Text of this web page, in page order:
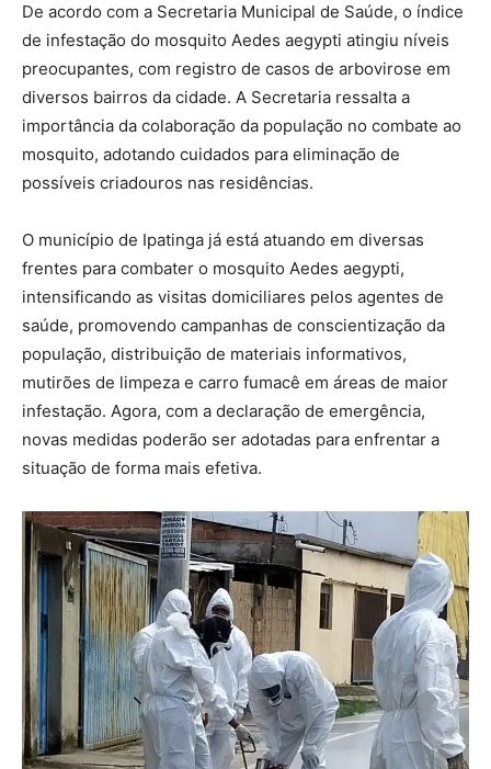
De acordo com a Secretaria Municipal de Saúde, o índice
de infestação do mosquito Aedes aegypti atingiu níveis
preocupantes, com registro de casos de arbovirose em
diversos bairros da cidade. A Secretaria ressalta a
importância da colaboração da população no combate ao
mosquito, adotando cuidados para eliminação de
possíveis criadouros nas residências.
O município de Ipatinga já está atuando em diversas
frentes para combater o mosquito Aedes aegypti,
intensificando as visitas domiciliares pelos agentes de
saúde, promovendo campanhas de conscientização da
população, distribuição de materiais informativos,
mutirões de limpeza e carro fumacê em áreas de maior
infestação. Agora, com a declaração de emergência,
novas medidas poderão ser adotadas para enfrentar a
situação de forma mais efetiva.